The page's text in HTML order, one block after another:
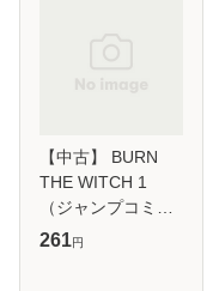
【中古】 BURN
THE WITCH 1
（ジャンプコミッ
クス） / 久保 帯人
261円